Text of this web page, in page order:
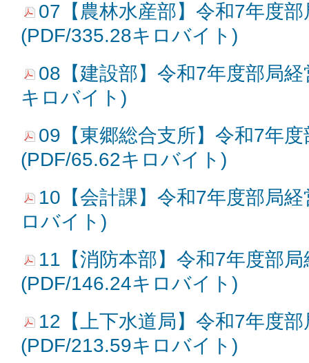
07【農林水産部】令和7年度
(PDF/335.28キロバイト)
08【建設部】令和7年度部局
キロバイト)
09【東郷総合支所】令和7年
(PDF/65.62キロバイト)
10【会計課】令和7年度部局
ロバイト)
11【消防本部】令和7年度部
(PDF/146.24キロバイト)
12【上下水道局】令和7年度
(PDF/213.59キロバイト)